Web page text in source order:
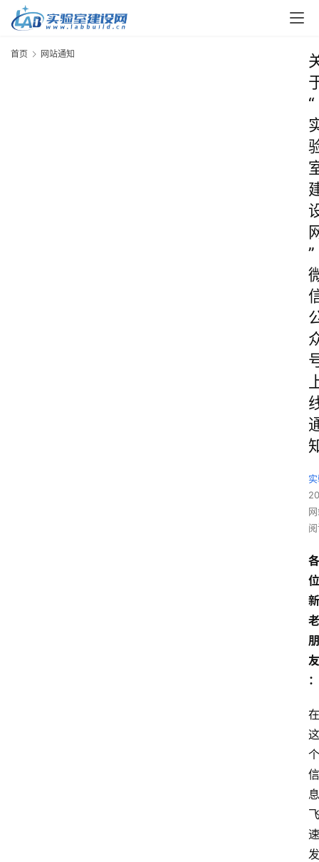
首页 网站通知
“
”
各
位
新
老
朋
友
：
在
这
个
信
息
飞
速
发